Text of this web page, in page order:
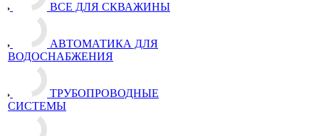
ВСЕ ДЛЯ СКВАЖИНЫ
АВТОМАТИКА ДЛЯ
ВОДОСНАБЖЕНИЯ
ТРУБОПРОВОДНЫЕ
СИСТЕМЫ